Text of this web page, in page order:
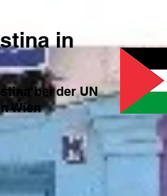
in
bei der UN
Wien